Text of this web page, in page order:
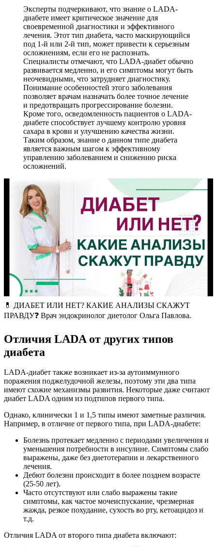
Эксперты подчеркивают, что знание о LADA-
диабете имеет критическое значение для
своевременной диагностики и эффективного
лечения. Этот тип диабета, часто маскирующийся
под 1-й или 2-й тип, может привести к серьезным
осложнениям, если его не распознать.
Специалисты отмечают, что LADA-диабет обычно
развивается медленно, и его симптомы могут быть
неочевидными, что затрудняет диагностику.
Понимание особенностей этого заболевания
позволяет врачам назначать более точное лечение
и предотвращать прогрессирование болезни.
Кроме того, осведомленность пациентов о LADA-
диабете способствует лучшему контролю уровня
сахара в крови и улучшению качества жизни.
Таким образом, знание о данном типе диабета
является важным шагом к эффективному
управлению заболеванием и снижению риска
осложнений.
💊 ДИАБЕТ ИЛИ НЕТ? КАКИЕ АНАЛИЗЫ СКАЖУТ
ПРАВДУ❓ Врач эндокринолог диетолог Ольга Павлова.
Отличия LADA от других типов
диабета
LADA-диабет также возникает из-за аутоиммунного
поражения поджелудочной железы, поэтому эти два типа
имеют схожие механизмы развития. Некоторые даже считают
диабет LADA одним из подтипов первого типа.
Однако, клинически 1 и 1,5 типы имеют заметные различия.
Например, в отличие от первого типа, при LADA-диабете:
Болезнь протекает медленно с периодами увеличения и
уменьшения потребности в инсулине. Симптомы слабо
выражены, даже без диетотерапии и лекарственного
лечения.
Дебют болезни происходит в более позднем возрасте
(25-50 лет).
Часто отсутствуют или слабо выражены такие
симптомы, как частое мочеиспускание, чрезмерная
жажда, резкое похудание, сухость во рту, кетоацидоз и
т.д.
Отличия LADA от второго типа диабета включают: